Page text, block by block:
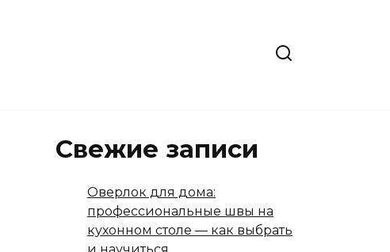
Свежие записи
Оверлок для дома:
профессиональные швы на
кухонном столе — как выбрать